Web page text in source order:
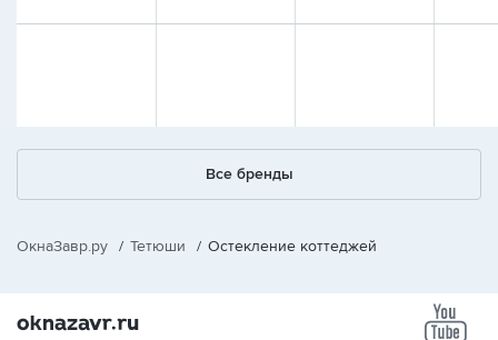
Все бренды
ОкнаЗавр.ру / Тетюши / Остекление коттеджей